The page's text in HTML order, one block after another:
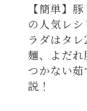
【まとめ
シピを
編集部が